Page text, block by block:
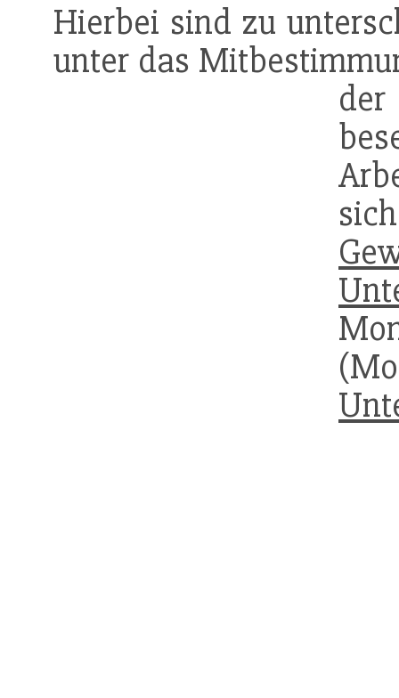
Hierbei sind zu
unter das